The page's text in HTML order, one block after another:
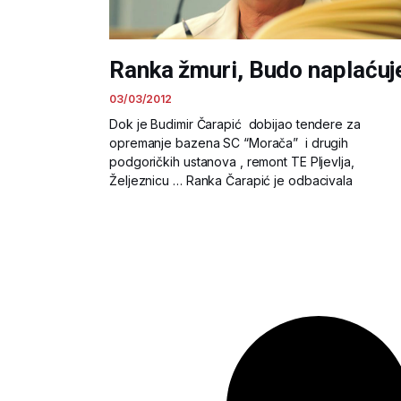
Ranka žmuri, Budo
03/03/2012
Dok je Budimir Čarapić dobijao tendere za
opremanje bazena SC “Morača” i drugih
podgoričkih ustanova , remont TE Pljevlja,
Željeznicu … Ranka Čarapić je odbacivala